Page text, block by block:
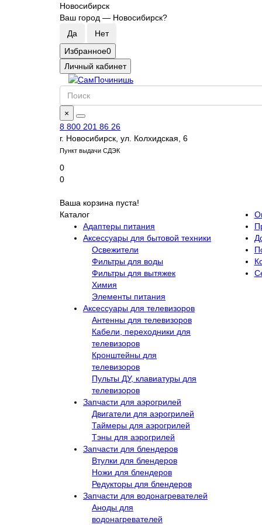
Новосибирск
Ваш город — Новосибирск?
Избранное0
Личный кабинет
×
8 800 201 86 26
г. Новосибирск, ул. Колхидская, 6
Пункт выдачи СДЭК
0
0
Ваша корзина пуста!
Каталог
Адаптеры питания
Аксессуары для бытовой техники
Освежители
Фильтры для воды
Фильтры для вытяжек
Химия
Элементы питания
Аксессуары для телевизоров
Антенны для телевизоров
Кабели, переходники для
телевизоров
Кронштейны для
телевизоров
Пульты ДУ, клавиатуры для
телевизоров
Запчасти для аэрогрилей
Двигатели для аэрогрилей
Таймеры для аэрогрилей
Тэны для аэрогрилей
Запчасти для блендеров
Втулки для блендеров
Ножи для блендеров
Редукторы для блендеров
Запчасти для водонагревателей
Аноды для
водонагревателей